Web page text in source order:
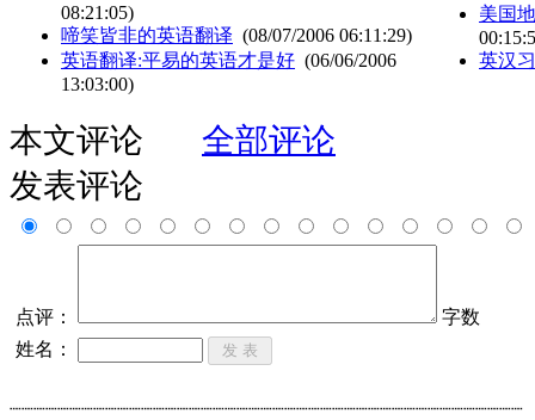
08:21:05)
啼笑皆非的英语翻译 (08/07/2006 06:11:29)
英语翻译:平易的英语才是好 (06/06/2006
13:03:00)
美国
英汉
本文评论
全部评论
发表评论
点评：
字数
姓名：
┈┈┈┈┈┈┈┈┈┈┈┈┈┈┈┈┈┈┈┈┈┈┈┈┈┈┈┈┈┈┈┈┈┈┈┈┈┈┈┈┈┈┈